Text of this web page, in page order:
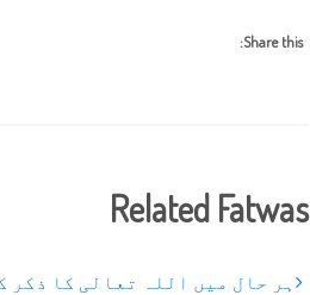
Share this:
Related Fatwas
ہر حال میں اللہ تعالی کا ذکر